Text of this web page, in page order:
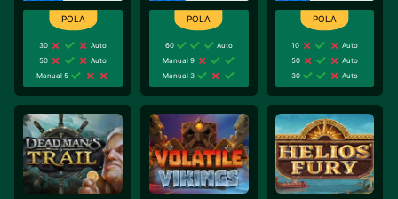
30
Auto
50
Auto
Manual 5
60
Auto
Manual 9
Manual 3
10
Auto
50
Auto
30
Auto